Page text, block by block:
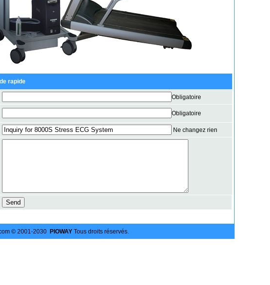
rapide
Obligatoire
Obligatoire
Ne changez rien
© 2001-2030 PIOWAYTous droits réservés.